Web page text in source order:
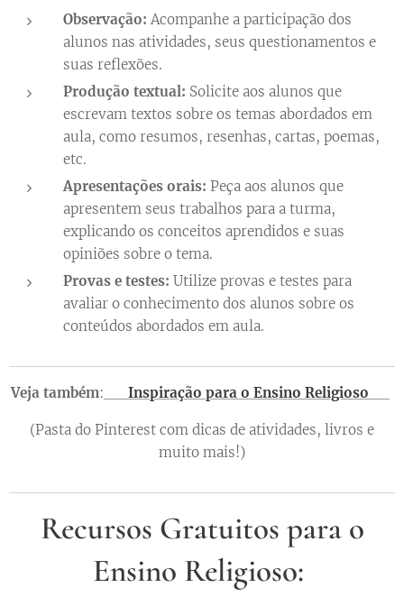
Observação: Acompanhe a participação dos
alunos nas atividades, seus questionamentos e
suas reflexões.
Produção textual: Solicite aos alunos que
escrevam textos sobre os temas abordados em
aula, como resumos, resenhas, cartas, poemas,
etc.
Apresentações orais: Peça aos alunos que
apresentem seus trabalhos para a turma,
explicando os conceitos aprendidos e suas
opiniões sobre o tema.
Provas e testes: Utilize provas e testes para
avaliar o conhecimento dos alunos sobre os
conteúdos abordados em aula.
Veja também: ✨ Inspiração para o Ensino Religioso ✨
(Pasta do Pinterest com dicas de atividades, livros e
muito mais!)
Recursos Gratuitos para o
Ensino Religioso: